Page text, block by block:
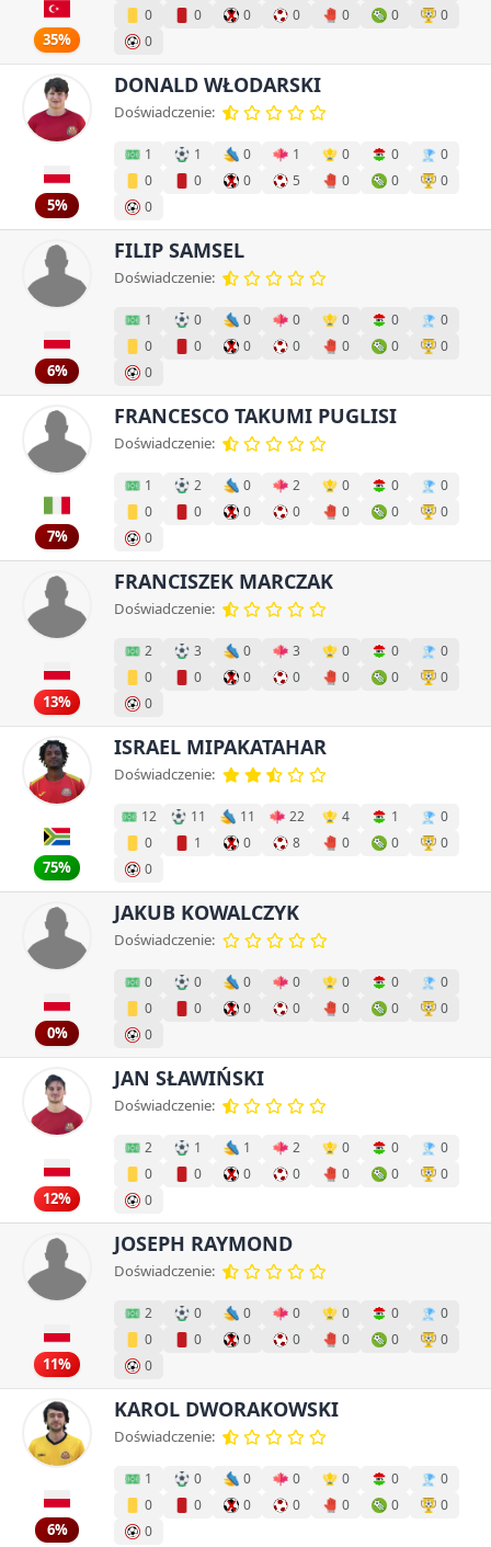
35%
0 0 0 0 0 0
0
0
5%
DONALD WŁODARSKI
Doświadczenie:
1 1 0 1 0 0
0
0
0 0 5 0 0
0
0
6%
FILIP SAMSEL
Doświadczenie:
1 0 0 0 0 0
0
0
0 0 0 0 0
0
0
7%
FRANCESCO TAKUMI PUGLISI
Doświadczenie:
1 2 0 2 0 0
0
0
0 0 0 0 0
0
0
13%
FRANCISZEK MARCZAK
Doświadczenie:
2 3 0 3 0 0
0
0
0 0 0 0 0
0
0
75%
ISRAEL MIPAKATAHAR
Doświadczenie:
12 11 11 22 4 1
0
0
1 0 8 0 0
0
0
0%
JAKUB KOWALCZYK
Doświadczenie:
0 0 0 0 0 0
0
0
0 0 0 0 0
0
0
12%
JAN SŁAWIŃSKI
Doświadczenie:
2 1 1 2 0 0
0
0
0 0 0 0 0
0
0
11%
JOSEPH RAYMOND
Doświadczenie:
2 0 0 0 0 0
0
0
0 0 0 0 0
0
0
6%
KAROL DWORAKOWSKI
Doświadczenie:
1 0 0 0 0 0
0
0
0 0 0 0 0
0
0